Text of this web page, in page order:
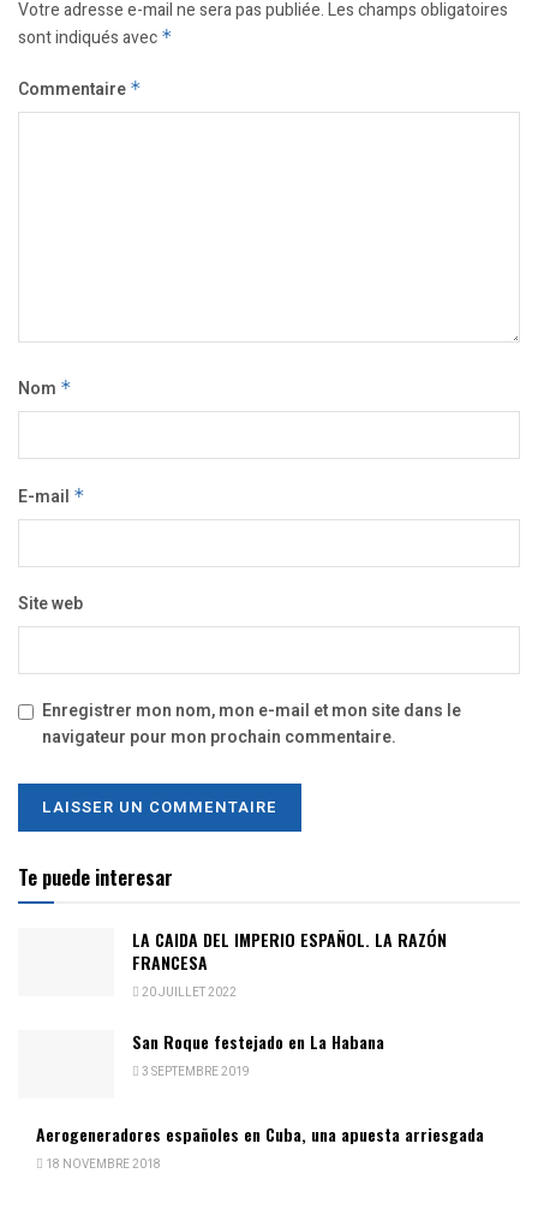
Votre adresse e-mail ne sera pas publiée.Les champs obligatoires
sont indiqués avec *
Commentaire *
Nom *
E-mail *
Site web
Enregistrer mon nom, mon e-mail et mon site dans le
navigateur pour mon prochain commentaire.
Te puede interesar
LA CAIDA DEL IMPERIO ESPAÑOL. LA RAZÓN
FRANCESA
20 JUILLET 2022
San Roque festejado en La Habana
3 SEPTEMBRE 2019
Aerogeneradores españoles en Cuba, una apuesta arriesgada
18 NOVEMBRE 2018